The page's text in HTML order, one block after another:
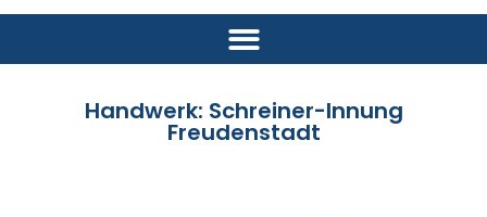
Handwerk: Schreiner-Innung
Freudenstadt